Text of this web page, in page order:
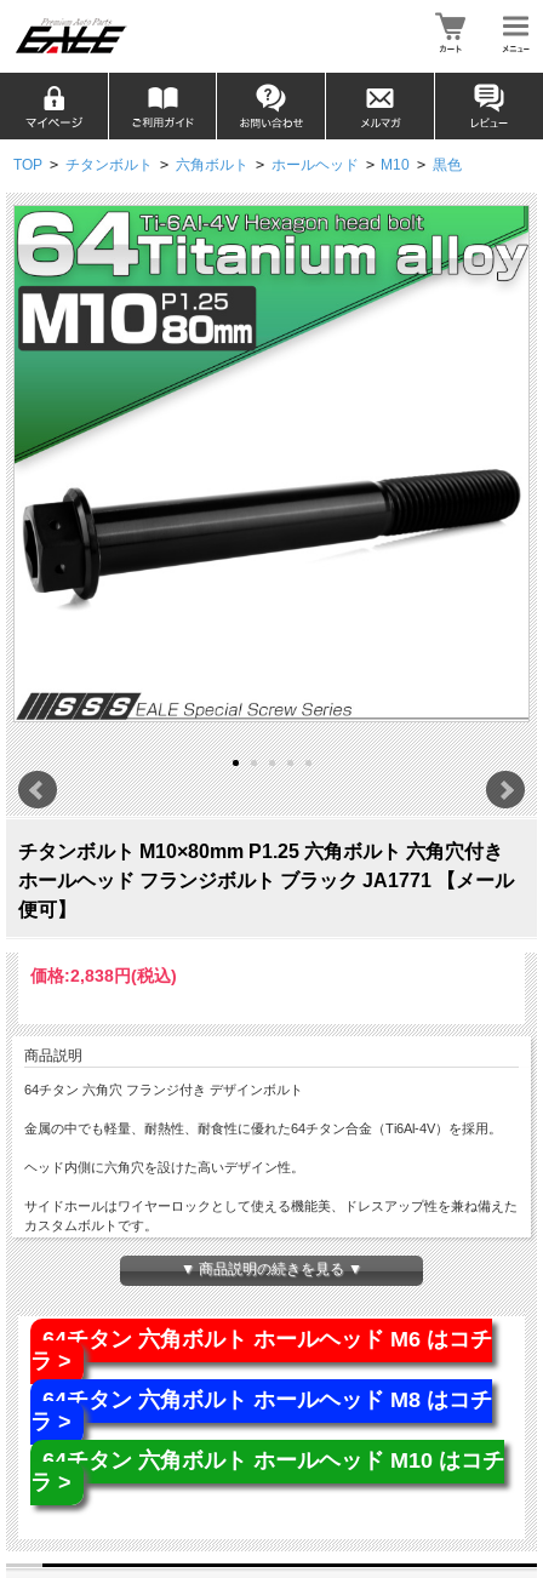
TOP > チタンボルト > 六角ボルト > ホールヘッド > M10 > 黒色
チタンボルト M10×80mm P1.25 六角ボルト 六角穴付き
ホールヘッド フランジボルト ブラック JA1771 【メール
便可】
価格:2,838円(税込)
商品説明
64チタン 六角穴 フランジ付き デザインボルト
金属の中でも軽量、耐熱性、耐食性に優れた64チタン合金（Ti6Al-4V）を採用。
ヘッド内側に六角穴を設けた高いデザイン性。
サイドホールはワイヤーロックとして使える機能美、ドレスアップ性を兼ね備えた
カスタムボルトです。
商品概要
■64チタン 六角穴 フランジ付き デザインボルト
■商品番号：JA1771
■ネジの呼び：M10×80mm
■ピッチ：P1.25
■素材：64チタン（Ti6Al-4V）
■カラー：ブラック 黒色
■入数：数量1で1本
※記載のサイズ・重量は平均値です。個体により誤差がございます。また、個体差
により着色が異なります。色味違い等による商品の交換はできません。予めご理解
の上、ご購入ください。
※チタンはカジリや焼き付きの発生しやすい材質です。折損防止のため、グリス等
※入荷ロットにより、全ネジ・半ネジが変わる場合がございます。現ロットの詳細
が必要な場合は、お問い合わせください。
▼ 商品説明の続きを見る ▼
64チタン 六角ボルト ホールヘッド M6 はコチ
ラ >
64チタン 六角ボルト ホールヘッド M8 はコチ
ラ >
64チタン 六角ボルト ホールヘッド M10 はコチ
ラ >